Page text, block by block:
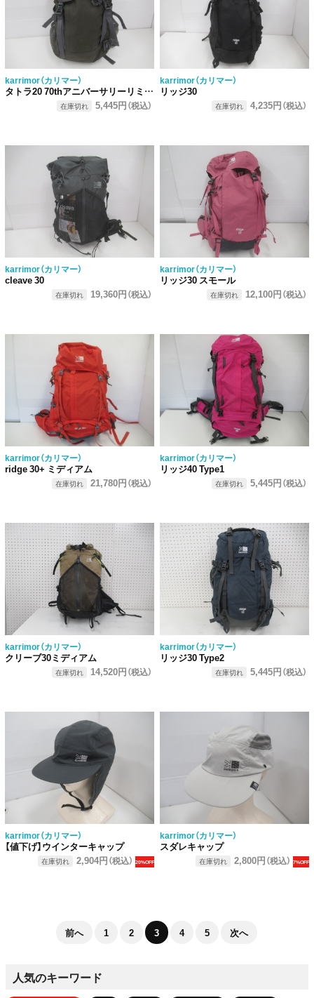
karrimor（カリマー）
タトラ20 70thアニバーサリーリミテッド
在庫切れ 5,445円（税込）
karrimor（カリマー）
リッジ30
在庫切れ 4,235円（税込）
karrimor（カリマー）
cleave 30
在庫切れ 19,360円（税込）
karrimor（カリマー）
リッジ30 スモール
在庫切れ 12,100円（税込）
karrimor（カリマー）
ridge 30+ ミディアム
在庫切れ 21,780円（税込）
karrimor（カリマー）
リッジ40 Type1
在庫切れ 5,445円（税込）
karrimor（カリマー）
クリーブ30ミディアム
在庫切れ 14,520円（税込）
karrimor（カリマー）
リッジ30 Type2
在庫切れ 5,445円（税込）
karrimor（カリマー）
【値下げ】ウインターキャップ
在庫切れ 2,904円（税込） 20%OFF
karrimor（カリマー）
スダレキャップ
在庫切れ 2,800円（税込） 7%OFF
前へ 1 2 3 4 5 次へ
人気のキーワード